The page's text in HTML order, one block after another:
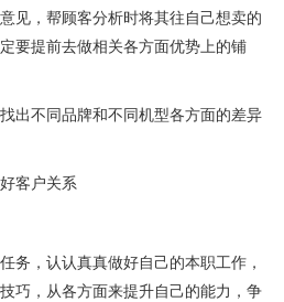
见，帮顾客分析时将其往自己想卖的
要提前去做相关各方面优势上的铺
不同品牌和不同机型各方面的差异
客户关系
，认认真真做好自己的本职工作，
巧，从各方面来提升自己的能力，争